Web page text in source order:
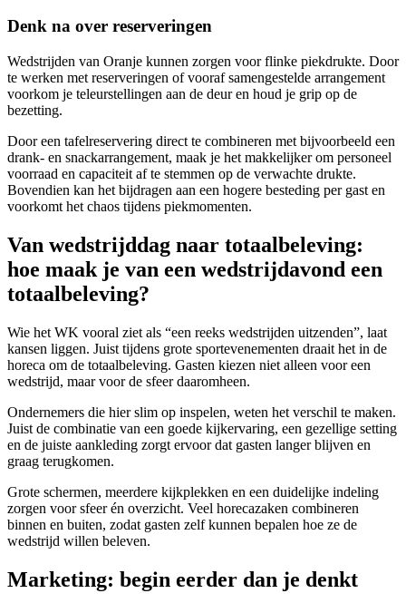
Denk na over reserveringen
Wedstrijden van Oranje kunnen zorgen voor flinke piekdrukte. Door
te werken met reserveringen of vooraf samengestelde arrangement
voorkom je teleurstellingen aan de deur en houd je grip op de
bezetting.
Door een tafelreservering direct te combineren met bijvoorbeeld een
drank- en snackarrangement, maak je het makkelijker om personeel
voorraad en capaciteit af te stemmen op de verwachte drukte.
Bovendien kan het bijdragen aan een hogere besteding per gast en
voorkomt het chaos tijdens piekmomenten.
Van wedstrijddag naar totaalbeleving:
hoe maak je van een wedstrijdavond een
totaalbeleving?
Wie het WK vooral ziet als “een reeks wedstrijden uitzenden”, laat
kansen liggen. Juist tijdens grote sportevenementen draait het in de
horeca om de totaalbeleving. Gasten kiezen niet alleen voor een
wedstrijd, maar voor de sfeer daaromheen.
Ondernemers die hier slim op inspelen, weten het verschil te maken.
Juist de combinatie van een goede kijkervaring, een gezellige setting
en de juiste aankleding zorgt ervoor dat gasten langer blijven en
graag terugkomen.
Grote schermen, meerdere kijkplekken en een duidelijke indeling
zorgen voor sfeer én overzicht. Veel horecazaken combineren
binnen en buiten, zodat gasten zelf kunnen bepalen hoe ze de
wedstrijd willen beleven.
Marketing: begin eerder dan je denkt